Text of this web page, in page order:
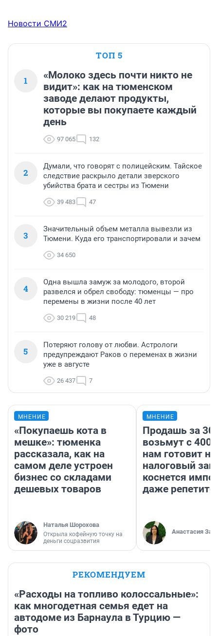
Новости СМИ2
ТОП 5
1
«Молоко здесь почти никто не
видит»: как на тюменском
заводе делают продукты,
которые вы покупаете каждый
день
97 065 132
2
Думали, что говорят с полицейским. Тайское
следствие раскрыло детали зверского
убийства брата и сестры из Тюмени
39 483 47
3
Значительный объем металла вывезли из
Тюмени. Куда его транспортировали и зачем
34 650
4
Одна вышла замуж за молодого, второй
развелся и обрел свободу: тюменцы — про
перемены в жизни после 40 лет
30 219 48
5
Потеряют голову от любви. Астрологи
предупреждают Раков о переменах в жизни
уже в августе
26 437 7
МНЕНИЕ
«Покупаешь кота в
мешке»: тюменка
рассказала, как на
самом деле устроен
бизнес со складами
дешевых товаров
Наталья Шорохова
Открыла кофейную точку на
деньги соцразвития
МНЕНИЕ
Продашь за
возьмут с
нам готовит
налоговый
коснется
даже
Анастасия
РЕКОМЕНДУЕМ
«Расходы на топливо колоссальные»:
как многодетная семья едет на
автодоме из Барнаула в Турцию —
фото